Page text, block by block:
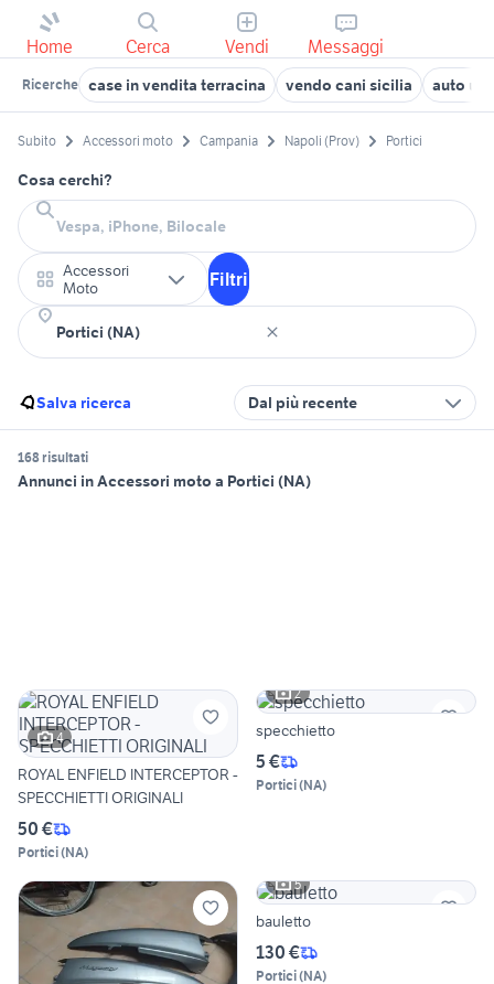
Home Cerca Vendi Messaggi
Ricerche case in vendita terracina vendo cani sicilia auto
Subito Accessori moto Campania Napoli (Prov) Portici
Cosa cerchi?
Accessori
Moto
Filtri
Salva ricerca Dal più recente
168 risultati
Annunci in Accessori moto a Portici (NA)
4
ROYAL ENFIELD INTERCEPTOR -
SPECCHIETTI ORIGINALI
50 €
Portici(NA)
2
specchietto
5 €
Portici(NA)
5
bauletto
130 €
Portici(NA)